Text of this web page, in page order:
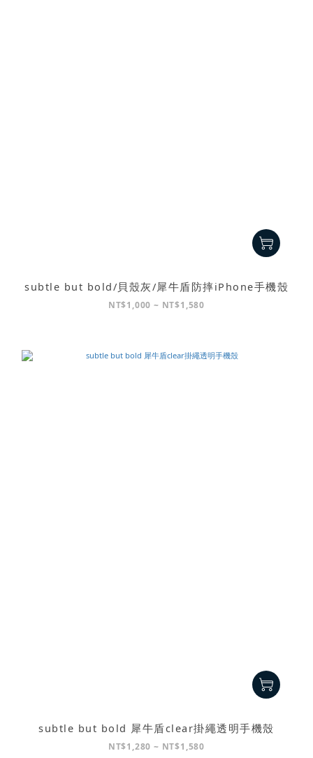
subtle but bold/貝殼灰/犀牛盾防摔iPhone手機殼
NT$1,000 ~ NT$1,580
subtle but bold 犀牛盾clear掛繩透明手機殼
NT$1,280 ~ NT$1,580